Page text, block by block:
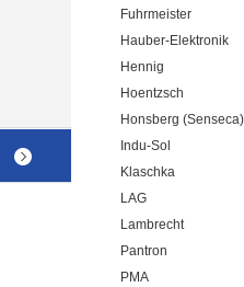
Fuhrmeister
Hauber-Elektronik
Hennig
Hoentzsch
Honsberg (Senseca)
Indu-Sol
Klaschka
LAG
Lambrecht
Pantron
PMA